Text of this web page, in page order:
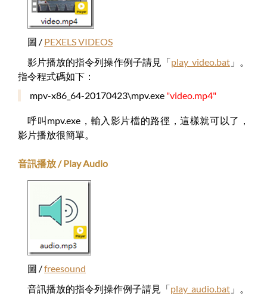
圖 / PEXELS VIDEOS
影片播放的指令列操作例子請見「play_video.bat」。
指令程式碼如下：
mpv-x86_64-20170423\mpv.exe "video.mp4"
呼叫mpv.exe，輸入影片檔的路徑，這樣就可以了，
影片播放很簡單。
音訊播放 / Play Audio
圖 /freesound
音訊播放的指令列操作例子請見「play_audio.bat 」。